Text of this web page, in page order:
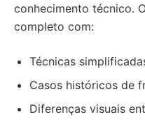
conhecimento técnico.
completo com:
Técnicas
Casos históricos de
Diferenças visuais